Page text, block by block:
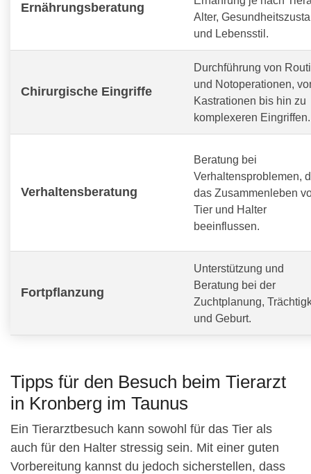
Ernährungsberatung
Alter,
und Lebensstil.
Chirurgische Eingriffe
Durchführung von
und Notoperationen,
Kastrationen bis hin zu
komplexeren Eingriffen.
Verhaltensberatung
Beratung bei
Verhaltensproblemen,
das Zusammenleben
Tier und Halter
beeinflussen.
Fortpflanzung
Unterstützung und
Beratung bei der
Zuchtplanung,
und Geburt.
Tipps für den Besuch beim Tierarzt
in Kronberg im Taunus
Ein Tierarztbesuch kann sowohl für das Tier als
auch für den Halter stressig sein. Mit einer guten
Vorbereitung kannst du jedoch sicherstellen, dass